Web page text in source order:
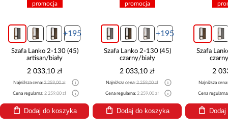
promocja
+195
Szafa Lanko 2-130 (45)
artisan/biały
2 033,10 zł
Najniższa cena:2 259,00 zł
Cena regularna:2 259,00 zł
Dodaj do koszyka
promocja
+195
Szafa Lanko 2-130 (45)
czarny/biały
2 033,10 zł
Najniższa cena:2 259,00 zł
Cena regularna:2 259,00 zł
Dodaj do koszyka
Szafa
2
Najniższa
Cena